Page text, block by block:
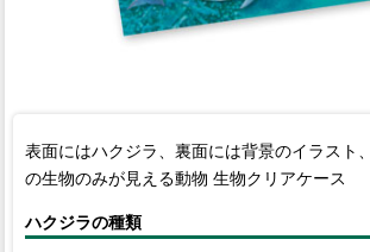
表面にはハクジラ、裏面には背景のイラスト
の生物のみが見える動物 生物クリアケース
ハクジラの種類